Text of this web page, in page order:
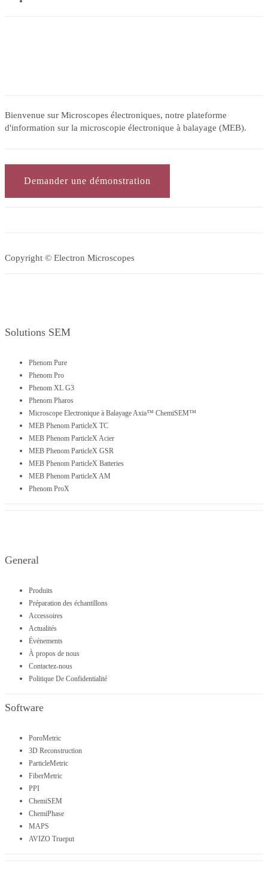
Bienvenue sur Microscopes électroniques, notre plateforme
d'information sur la microscopie électronique à balayage (MEB).
Demander une démonstration
Copyright © Electron Microscopes
Solutions SEM
Phenom Pure
Phenom Pro
Phenom XL G3
Phenom Pharos
Microscope Electronique à Balayage Axia™ ChemiSEM™
MEB Phenom ParticleX TC
MEB Phenom ParticleX Acier
MEB Phenom ParticleX GSR
MEB Phenom ParticleX Batteries
MEB Phenom ParticleX AM
Phenom ProX
General
Produits
Préparation des échantillons
Accessoires
Actualités
Événements
À propos de nous
Contactez-nous
Politique De Confidentialité
Software
PoroMetric
3D Reconstruction
ParticleMetric
FiberMetric
PPI
ChemiSEM
ChemiPhase
MAPS
AVIZO Trueput